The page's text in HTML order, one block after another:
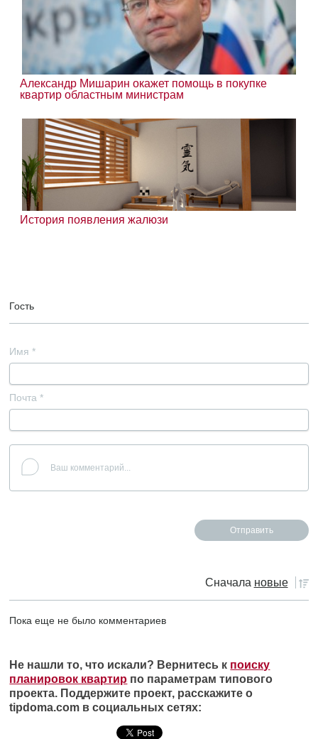
Александр Мишарин окажет помощь в покупке
квартир областным министрам
История появления жалюзи
Гость
Имя *
Почта *
Сначала новые
Пока еще не было комментариев
Не нашли то, что искали? Вернитесь к поиску
планировок квартир по параметрам типового
проекта. Поддержите проект, расскажите о
tipdoma.com в социальных сетях: